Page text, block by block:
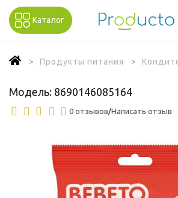
Каталог
Продукты питания
Модель: 8690146085164
0 отзывов/Написать отзыв